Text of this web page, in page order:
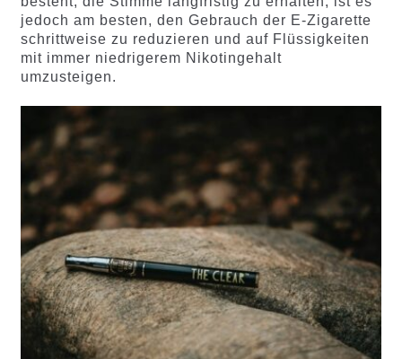
jedoch am besten, den Gebrauch der E-Zigarette
schrittweise zu reduzieren und auf Flüssigkeiten
mit immer niedrigerem Nikotingehalt
umzusteigen.